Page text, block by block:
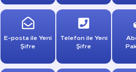
E-posta ile Yeni
Şifre
Telefon ile Yeni
Şifre